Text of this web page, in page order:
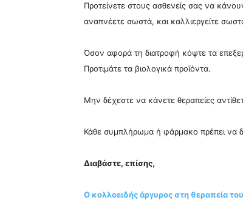
Προτείνετε στους ασθενείς σας να
αναπνέετε σωστά, και καλλιεργείτε
Όσον αφορά τη διατροφή κόψτε τα
Προτιμάτε τα βιολογικά προϊόντα.
Μην δέχεστε να κάνετε θεραπείες
Κάθε συμπλήρωμα ή φάρμακο πρέπει να
Διαβάστε, επίσης,
Ο κολλοειδής άργυρος στη θεραπεία